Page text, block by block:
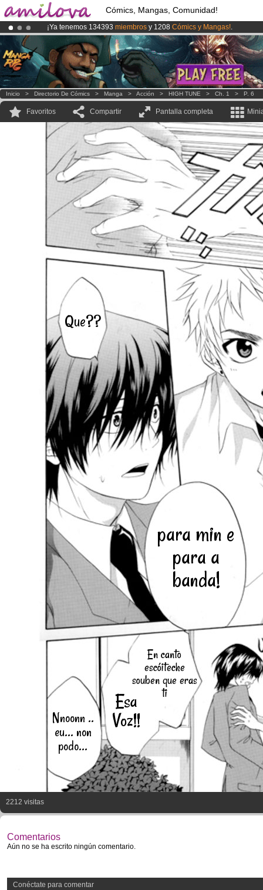
Cómics, Mangas, Comunidad!
¡Ya tenemos 134393 miembros y 1208 Cómics y Mangas!.
¡El Kickstarter Amilova está desormado lanzado!.
¡Conviertete en Premium por3.95 euros al mes!Hazte Premium ya
Inicio > Directorio De Cómics > Manga > Acción > HIGH TUNE > Ch. 1 > P. 6
Favoritos Compartir Pantalla completa
para min e
para a
banda!
Que??
En canto
escóiteche
souben que eras
ti
Esa
Voz!!
Nnoonn ..
eu... non
podo...
2212 visitas
Comentarios
Aún no se ha escrito ningún comentario.
Conéctate para comentar